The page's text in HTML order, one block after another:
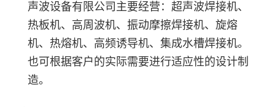
声波设备有限公司主要经营：超声波焊接机、
热板机、高周波机、振动摩擦焊接机、旋熔
机、热熔机、高频诱导机、集成水槽焊接机。
也可根据客户的实际需要进行适应性的设计制
造。